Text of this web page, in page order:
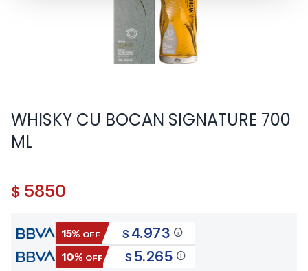
WHISKY CU BOCAN SIGNATURE 700
ML
$ 5850
15% OFF $ 4.973 info
10% OFF $ 5.265 info